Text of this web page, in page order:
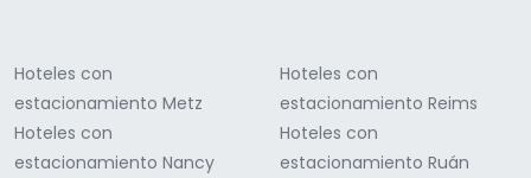
Hoteles con
estacionamiento Metz
Hoteles con
estacionamiento Nancy
Hoteles con
estacionamiento Reims
Hoteles con
estacionamiento Ruán